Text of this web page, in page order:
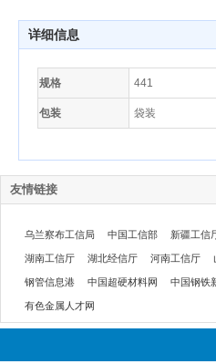
详细信息
规格 441
包装 袋装
友情链接
乌兰察布工信局 中国工信部 新疆工信
湖南工信厅 湖北经信厅 河南工信厅
钢管信息港 中国超硬材料网 中国钢铁
有色金属人才网